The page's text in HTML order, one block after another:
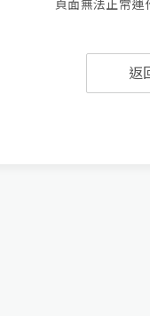
頁面無法正常運
返